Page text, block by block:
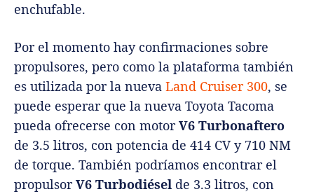
enchufable.
Por el momento hay confirmaciones sobre
propulsores, pero como la plataforma también
es utilizada por la nueva Land Cruiser 300, se
puede esperar que la nueva Toyota Tacoma
pueda ofrecerse con motorV6 Turbonaftero
de 3.5 litros, con potencia de 414 CV y 710 NM
de torque. También podríamos encontrar el
propulsorV6 Turbodiésel de 3.3 litros, con